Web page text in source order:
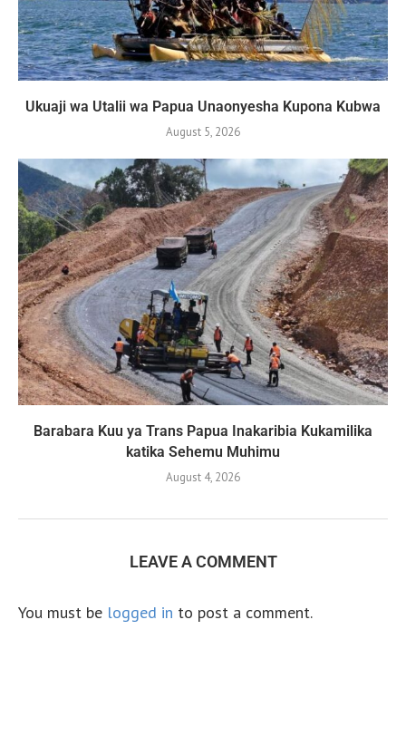
Ukuaji wa Utalii wa Papua Unaonyesha Kupona Kubwa
August 5, 2026
Barabara Kuu ya Trans Papua Inakaribia Kukamilika
katika Sehemu Muhimu
August 4, 2026
LEAVE A COMMENT
You must be logged in to post a comment.